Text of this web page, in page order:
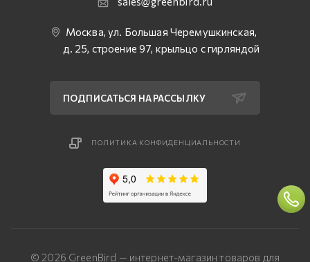
Москва, ул. Большая Черемушкинская,
д. 25, строение 97, крыльцо с гирляндой
ПОДПИСАТЬСЯ НА РАССЫЛКУ
ПОЛИТИКА КОНФИДЕНЦИАЛЬНОСТИ
© 2026 GreenBird — интернет-магазин товаров для